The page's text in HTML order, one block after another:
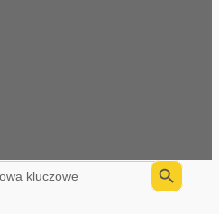
Search Button